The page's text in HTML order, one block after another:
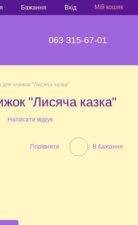
Бажання Вхід Мій кошик
063 315-67-01
для книжок "Лисяча казка"
"Лисяча казка"
Написати відгук
Порівняти В бажання